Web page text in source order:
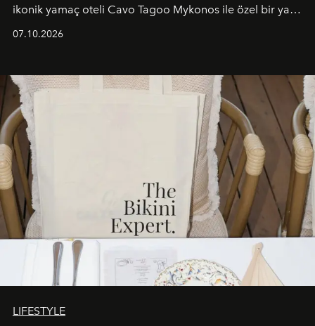
ikonik yamaç oteli Cavo Tagoo Mykonos ile özel bir yaz
buluşturarak markanın Cavo Tagoo’daki varlığını
sürükleyici ve mevsime özel bir deneyime dönüştürüyor.
07.10.2026
LIFESTYLE